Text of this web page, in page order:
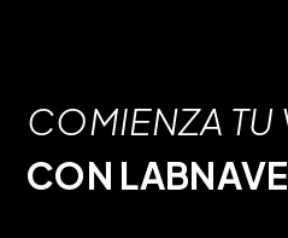
COMIENZA TU
CON